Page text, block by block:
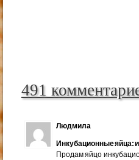
491
Людмила
Инкубационные яйца:
Продам яйцо